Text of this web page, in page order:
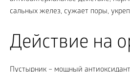
сальных желез, сужает поры,
Действие на
Пустырник – мощный